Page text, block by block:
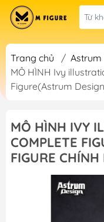
Trang chủ / Astrum
MÔ HÌNH Ivy
Figure(Astrum
MÔ HÌNH IVY
COMPLETE
FIGURE CHÍNH